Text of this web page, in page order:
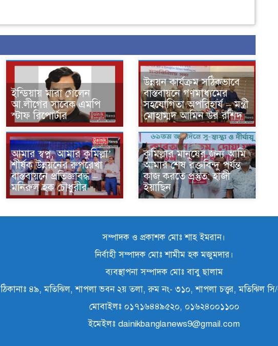
ইন্ডিয়ায় মারা গেলেন
আ.লীগের সাবেক এমপি
স্টাফ রিপোর্টার
উন্নয়ন কার্যক্রম সঠিকভাবে
বাস্তবায়নে গণমাধ্যমের
সহযোগিতা অপরিহার্য – মন্ত্রী
মোহাম্মদ আমিন উর রশিদ
আমার স্বপ্ন, আমার কুমিল্লা’
শীর্ষক উন্নয়নের রুপরেখা
বাস্তবায়নে প্রতিজ্ঞাবদ্ধ –
মনিরুল হক চৌধুরীর
কুমিল্লার মানুষের জন্য আমি
আমার শেষ রক্তবিন্দু পর্যন্ত
কাজ করতে প্রস্তুত: হাজী
ইয়াছিন
সম্পাদক ও প্রকাশক মোঃ শাহ ইমরান।
নির্বাহী সম্পাদক মোঃ শামীম হক মজুমদার।
ব্যবস্থাপনা সম্পাদক মোঃ বাবু ছালাম
ঠিকানাঃ ৪৯, মতিঝিল, শাপলা ভবন ২য় তলা, রুম নং- ৩১০, শাপলা চত্ত্বর, মতিঝিল
মোবাইলঃ ০১৭১৬৪৪৯৫২০, ০১৬২৪০০১১০০
ইমেইলঃ dainikbanglanews9@gmail.com